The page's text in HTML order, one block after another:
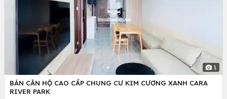
1
BÁN CĂN HỘ CAO CẤP CHUNG CƯ KIM CƯƠNG XANH CARA
RIVER PARK